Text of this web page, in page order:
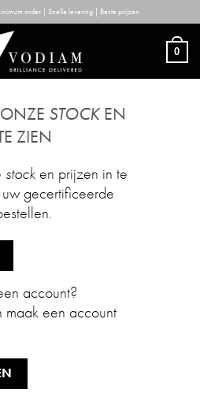
order | Snelle levering | Beste prijzen
0
STOCKEN
ZIEN
stock en prijzen in te
gecertificeerde
account?
maak een account